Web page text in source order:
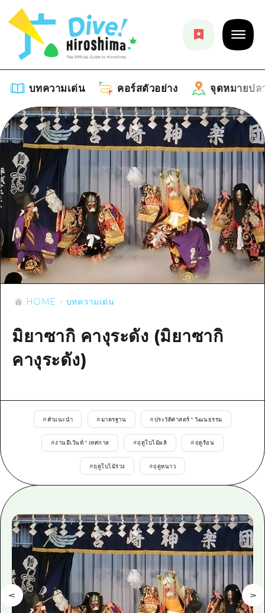
บทความเด่น คอร์สตัวอย่าง จุดหมายปล
บทความเด่น
รายการ
คำแนะนำ
ศิลปะ
งานอีเว้นท์ / เทศกาล
อาหารรสเลิศ / สุรา
การปั่นจักรยาน
ช้อปปิ้ง
กีฬา
สถานบันเทิงยามค่ำคืน
ประสบการณ์ / ในการเรียนรู้
มาตรฐาน
ประวัติศาสตร์ / วัฒนธรรม
การรักษา
คอร์สตัวอย่าง
รายการ
คู่มือ Dive! Hiroshima
ฮิโรชิม่า โมชิ โมชิ ทราเวล
บริเวณรอบเมืองฮิโรชิม่า
บิโฮค
เกโฮค
ยามากุจิตะวันออก
จุดหมายปลายทาง
รายการ
บริเวณรอบเมืองฮิโรชิม่า
อากิ
บิงโก
เกโฮคุ
ยามากุจิตะวันออก
จังหวัดเอฮิเมะ
ชิมาเนะ
อีเว้นท์
ข้อมูลที่เป็นประโยชน์
รายการ
เข้าถึงเข้าถึง
ตั๋วเที่ยวคุ้มค่าตั๋วเที่ยวคุ้มค่า
บริการรับฝากและจัดส่งสัมภาระ
ฮิโรชิมะโอโมะเตะนะชิ
TRAVELPAL International
ไกด์อาสาสมัครไ
วิดีโอฮิโรชิม่า
คำถามที่พบบ่อย
HOME
อีเว้นท์
HOME บทความเด่น
มิยาซากิ คางุระดัง (มิยาซากิ
คางุระดัง)
#คำแนะนำ #มาตรฐาน #ประวัติศาสตร์ * วัฒนธรรม
#งานอีเว้นท์ * เทศกาล #ฤดูใบไม้ผลิ #ฤดูร้อน
#ฤดูใบไม้ร่วง #ฤดูหนาว